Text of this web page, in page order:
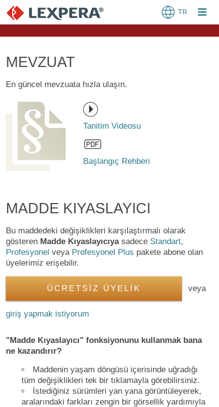
TR
MEVZUAT
En güncel mevzuata hızla ulaşın.
Tanitim Videosu
Başlangıç Rehberi
MADDE KIYASLAYICI
Bu maddedeki değişiklikleri karşılaştırmalı olarak
gösteren Madde Kıyaslayıcıyasadece Standart,
Profesyonel veya Profesyonel Plus pakete abone olan
üyelerimiz erişebilir.
ÜCRETSİZ ÜYELİK veya
giriş yapmak istiyorum
"Madde Kıyaslayıcı" fonksiyonunu kullanmak bana
ne kazandırır?
Maddenin yaşam döngüsü içerisinde uğradığı
tüm değişiklikleri tek bir tıklamayla görebilirsiniz.
İstediğiniz sürümleri yan yana görüntüleyerek,
aralarındaki farkları zengin bir görsellik yardımıyla